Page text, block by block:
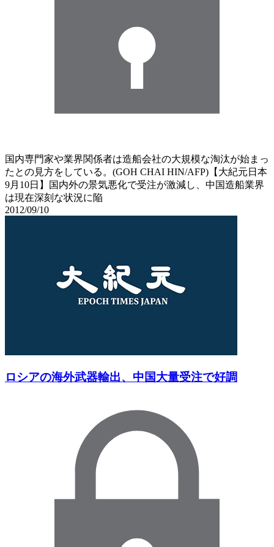
国内専門家や業界関係者は造船会社の大規模な淘汰が始まっ
たとの見方をしている。(GOH CHAI HIN/AFP)【大紀元日本
9月10日】国内外の景気悪化で受注が激減し、中国造船業界
は現在深刻な状況に陥
2012/09/10
ロシアの海外武器輸出、中国大量受注で好調